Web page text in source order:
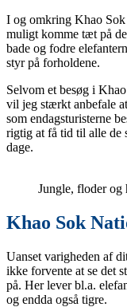
I og omkring Khao Sok
muligt komme tæt på
bade og fodre
styr på forholdene.
Selvom et besøg i
vil jeg stærkt anbefale
som endagsturisterne
rigtig at få tid til alle de
dage.
Jungle, floder og
Khao Sok
Uanset varigheden af
ikke forvente at se det
på. Her lever bl.a.
og endda også tigre.